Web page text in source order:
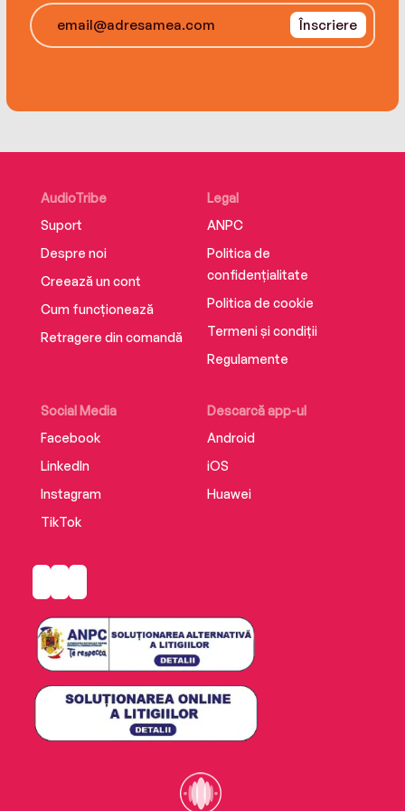
Înscriere
AudioTribe
Suport
Despre noi
Creează un cont
Cum funcționează
Retragere din comandă
Social Media
Facebook
LinkedIn
Instagram
TikTok
Descarcă app-ul
Android
iOS
Huawei
Legal
ANPC
Politica de
confidențialitate
Politica de cookie
Termeni și condiții
Regulamente